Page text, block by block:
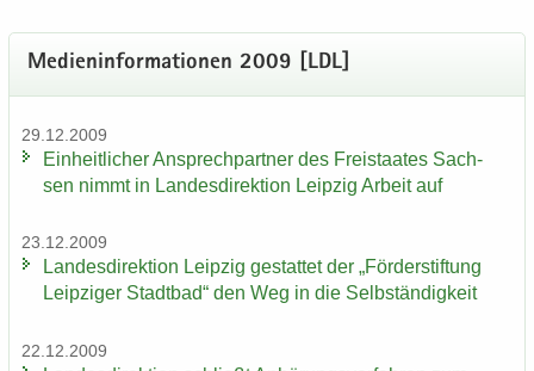
Me­di­en­in­for­ma­tio­nen 2009 [LDL]
29.12.2009
Ein­heit­li­cher An­sprech­part­ner des Frei­staa­tes Sach­
sen nimmt in Lan­des­di­rek­ti­on Leip­zig Ar­beit auf
23.12.2009
Lan­des­di­rek­ti­on Leip­zig ge­stat­tet der „För­der­stif­tung
Leip­zi­ger Stadt­bad“ den Weg in die Selb­stän­dig­keit
22.12.2009